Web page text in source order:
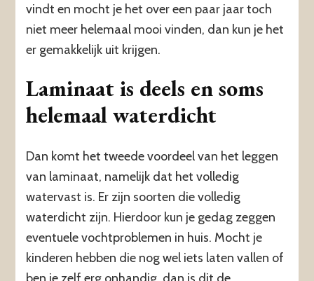
vindt en mocht je het over een paar jaar toch
niet meer helemaal mooi vinden, dan kun je het
er gemakkelijk uit krijgen.
Laminaat is deels en soms
helemaal waterdicht
Dan komt het tweede voordeel van het leggen
van laminaat, namelijk dat het volledig
watervast is. Er zijn soorten die volledig
waterdicht zijn. Hierdoor kun je gedag zeggen
eventuele vochtproblemen in huis. Mocht je
kinderen hebben die nog wel iets laten vallen of